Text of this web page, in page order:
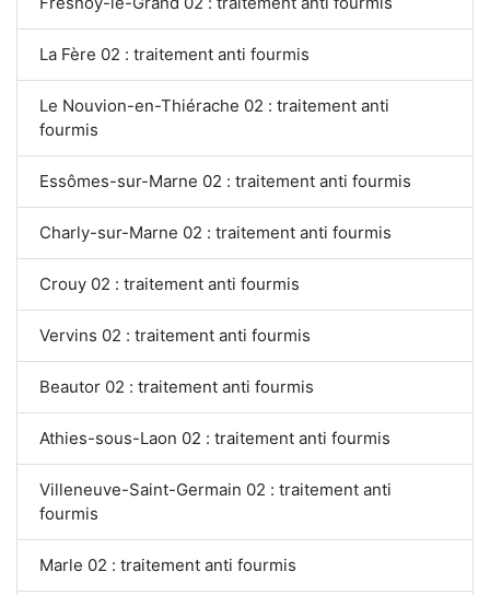
La Fère 02 : traitement anti fourmis
Le Nouvion-en-Thiérache 02 : traitement anti
fourmis
Essômes-sur-Marne 02 : traitement anti fourmis
Charly-sur-Marne 02 : traitement anti fourmis
Crouy 02 : traitement anti fourmis
Vervins 02 : traitement anti fourmis
Beautor 02 : traitement anti fourmis
Athies-sous-Laon 02 : traitement anti fourmis
Villeneuve-Saint-Germain 02 : traitement anti
fourmis
Marle 02 : traitement anti fourmis